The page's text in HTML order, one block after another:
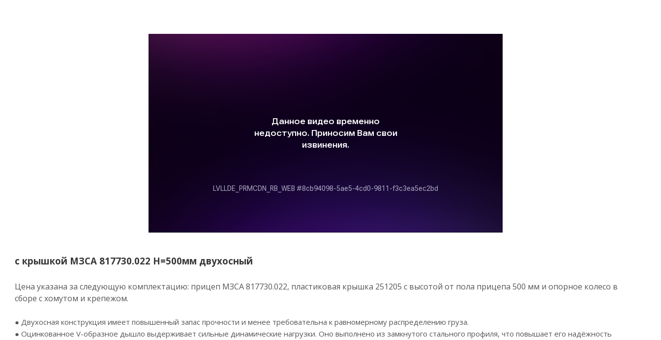
с крышкой МЗСА 817730.022 Н=500мм двухосный
Цена указана за следующую комплектацию: прицеп МЗСА 817730.022, пластиковая крышка 251205 с высотой от пола прицепа 500 мм и опорное колесо в
сборе с хомутом и крепежом.
● Двухосная конструкция имеет повышенный запас прочности и менее требовательна к равномерному распределению груза.
● Оцинкованное V-образное дышло выдерживает сильные динамические нагрузки. Оно выполнено из замкнутого стального профиля, что повышает его надёжность